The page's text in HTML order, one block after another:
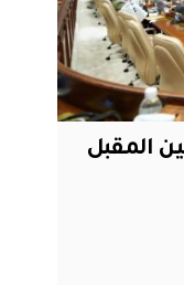
المقبل